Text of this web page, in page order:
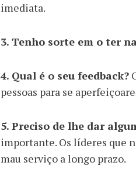
imediata.
3. Tenho sorte em o ter
4. Qual é o seu feedback?
pessoas para se
5. Preciso de lhe dar
importante. Os líderes que
mau serviço a longo prazo.